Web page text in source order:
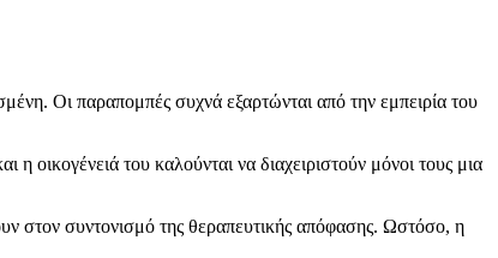
Οι παραπομπές συχνά εξαρτώνται από την εμπειρία του
η οικογένειά του καλούνται να διαχειριστούν μόνοι τους μια
στον συντονισμό της θεραπευτικής απόφασης. Ωστόσο, η